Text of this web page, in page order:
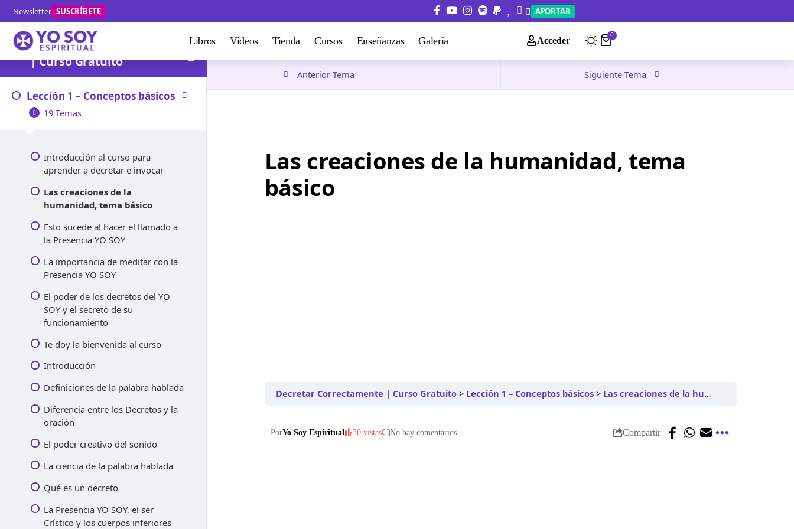
Newsletter SUSCRÍBETE APORTAR
Libros Videos Tienda Cursos Enseñanzas Galería Acceder
0
Decretar Correctamente
| Curso Gratuito
Lección 1 – Conceptos básicos
19 Temas
Introducción al curso para
aprender a decretar e invocar
Las creaciones de la
humanidad, tema básico
Esto sucede al hacer el llamado a
la Presencia YO SOY
La importancia de meditar con la
Presencia YO SOY
El poder de los decretos del YO
SOY y el secreto de su
funcionamiento
Te doy la bienvenida al curso
Introducción
Definiciones de la palabra hablada
Diferencia entre los Decretos y la
oración
El poder creativo del sonido
La ciencia de la palabra hablada
Qué es un decreto
La Presencia YO SOY, el ser
Crístico y los cuerpos inferiores
Anterior Tema Siguiente Tema
Las creaciones de la humanidad, tema
básico
Decretar Correctamente | Curso Gratuito Lección 1 – Conceptos básicos Las creaciones de la humanidad, tema básico
PorYo Soy Espiritual 30 vistas No hay comentarios Compartir